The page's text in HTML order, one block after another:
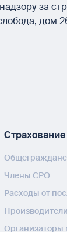
за
дом
Страхование
Члены СРО
Расходы от
Организаторы